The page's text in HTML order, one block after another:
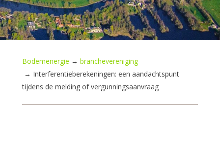
Bodemenergie → branchevereniging
→ Interferentieberekeningen: een aandachtspunt
tijdens de melding of vergunningsaanvraag